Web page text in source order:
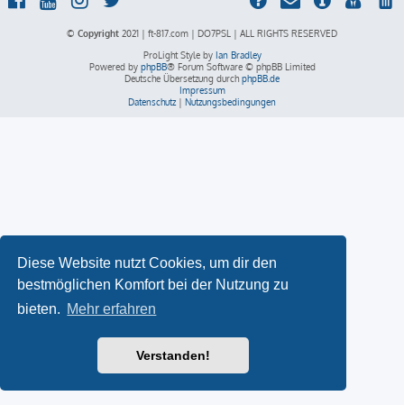
Diese Website nutzt Cookies, um dir den
bestmöglichen Komfort bei der Nutzung zu
bieten. Mehr erfahren
Verstanden!
© Copyright 2021 | ft-817.com | DO7PSL | ALL RIGHTS RESERVED
ProLight Style by Ian Bradley
Powered by phpBB® Forum Software © phpBB Limited
Deutsche Übersetzung durch phpBB.de
Impressum
Datenschutz | Nutzungsbedingungen